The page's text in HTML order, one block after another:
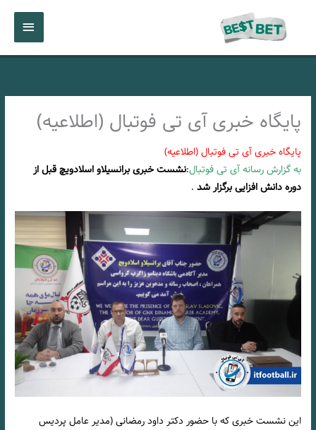
اصلی
پایگاه خبری آی تی فوتبال (اطلاعیه)
پایگاه خبری آی تی فوتبال (اطلاعیه)
به گزارش رسانه آی تی فوتبال:نشست خبری برانسیلاو اسلادویچ قبل از
دوره دانش افزایی برگزار شد .
این نشست خبری که با حضور دکتر داود رمضانی (مدیر عامل پردیس